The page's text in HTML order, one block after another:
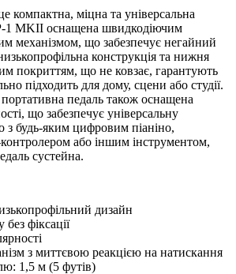
компактна, міцна та універсальна
1 MKII оснащена швидкодіючим
механізмом, що забезпечує негайний
конструкція та нижня
покриттям, що не ковзає, гарантують
підходить для дому, сцени або студії.
педаль також оснащена
що забезпечує універсальну
з будь-яким цифровим піаніно,
або іншим інструментом,
сустейна.
дизайн
фіксації
з миттєвою реакцією на натискання
1,5 м (5 футів)